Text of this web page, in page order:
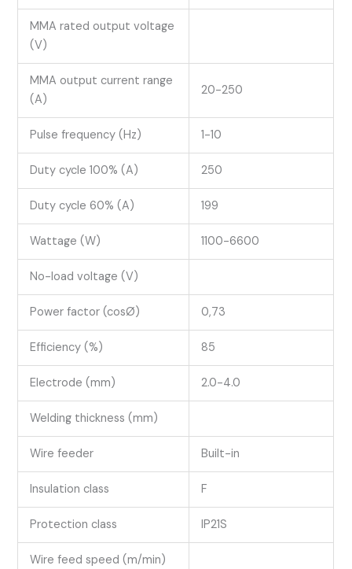
MMA rated output voltage
(V)
MMA output current range
(A)
20-250
Pulse frequency (Hz) 1-10
Duty cycle 100% (A) 250
Duty cycle 60% (A) 199
Wattage (W) 1100-6600
No-load voltage (V)
Power factor (cosØ) 0,73
Efficiency (%) 85
Electrode (mm) 2.0-4.0
Welding thickness (mm)
Wire feeder Built-in
Insulation class F
Protection class IP21S
Wire feed speed (m/min)